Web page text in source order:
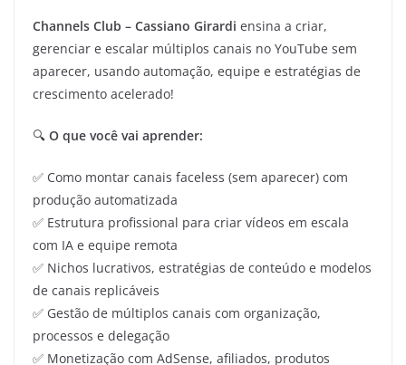
Channels Club – Cassiano Girardi ensina a criar,
gerenciar e escalar múltiplos canais no YouTube sem
aparecer, usando automação, equipe e estratégias de
crescimento acelerado!
🔍 O que você vai aprender:
✅ Como montar canais faceless (sem aparecer) com
produção automatizada
✅ Estrutura profissional para criar vídeos em escala
com IA e equipe remota
✅ Nichos lucrativos, estratégias de conteúdo e modelos
de canais replicáveis
✅ Gestão de múltiplos canais com organização,
processos e delegação
✅ Monetização com AdSense, afiliados, produtos